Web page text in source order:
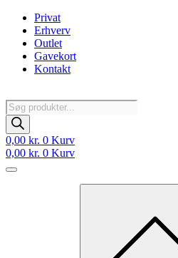
Videre
indhold
Privat
Erhverv
Outlet
Gavekort
Kontakt
Products
search
0,00 kr. 0 Kurv
0,00 kr. 0 Kurv